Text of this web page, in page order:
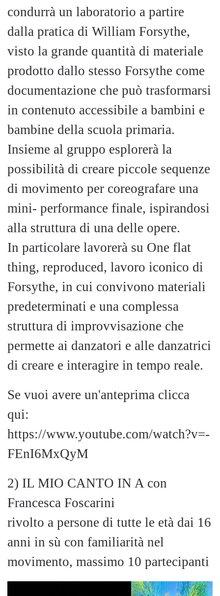
condurrà un laboratorio a partire
dalla pratica di William Forsythe,
visto la grande quantità di materiale
prodotto dallo stesso Forsythe come
documentazione che può trasformarsi
in contenuto accessibile a bambini e
bambine della scuola primaria.
Insieme al gruppo esplorerà la
possibilità di creare piccole sequenze
di movimento per coreografare una
mini- performance finale, ispirandosi
alla struttura di una delle opere.
In particolare lavorerà su One flat
thing, reproduced, lavoro iconico di
Forsythe, in cui convivono materiali
predeterminati e una complessa
struttura di improvvisazione che
permette ai danzatori e alle danzatrici
di creare e interagire in tempo reale.
Se vuoi avere un'anteprima clicca
qui:
https://www.youtube.com/watch?v=-
FEnI6MxQyM
2) IL MIO CANTO IN A con
Francesca Foscarini
rivolto a persone di tutte le età dai 16
anni in sù con familiarità nel
movimento, massimo 10 partecipanti